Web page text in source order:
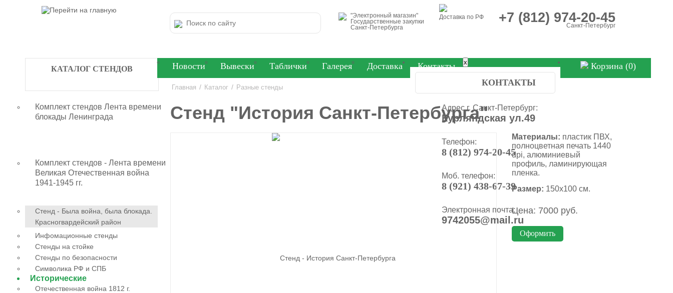
"Электронный магазин"
Государственные закупки
Санкт-Петербурга
Доставка по РФ +7 (812) 974-20-45
Санкт-Петербург
КАТАЛОГ СТЕНДОВ
Комплект стендов Лента времени
блокады Ленинграда
Комплект стендов - Лента времени
Великая Отечественная война
1941-1945 гг.
Стенд - Была война, была блокада.
Красногвардейский район
Инфомационные стенды
Стенды на стойке
Стенды по безопасности
Символика РФ и СПБ
Исторические
Отечественная война 1812 г.
Новости Вывески Таблички Галерея Доставка Контакты x
КОНТАКТЫ
Адрес г. Санкт-Петербург:
Курляндская ул.49
Телефон:
8 (812) 974-20-45
Моб. телефон:
8 (921) 438-67-39
Электронная почта:
9742055@mail.ru
Корзина (0)
Главная / Каталог / Разные стенды
Стенд "История Санкт-Петербурга"
Материалы: пластик ПВХ,
полноцветная печать 1440
dpi, алюминиевый
профиль, ламинирующая
пленка.
Размер: 150х100 см.
Цена: 7000 руб.